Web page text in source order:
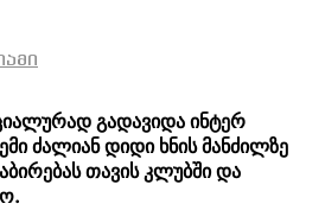
გადავიდა ინტერ
ძალიან დიდი ხნის მანძილზე
თავის კლუბში და